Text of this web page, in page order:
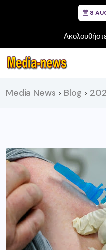
8
Media News > Blog >